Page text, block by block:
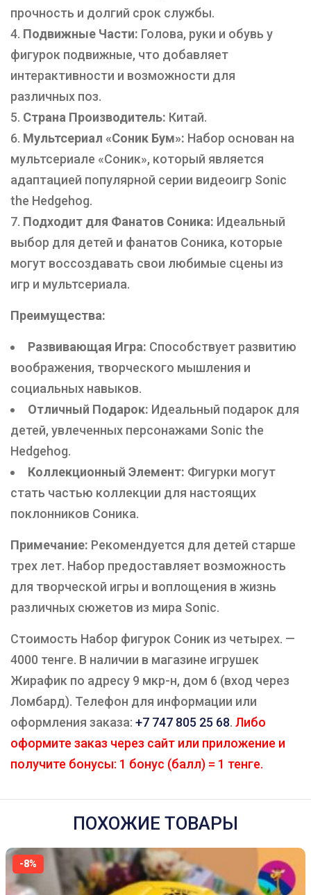
прочность и долгий срок службы.
Подвижные Части: Голова, руки и обувь у
фигурок подвижные, что добавляет
интерактивности и возможности для
различных поз.
Страна Производитель: Китай.
Мультсериал «Соник Бум»: Набор основан на
мультсериале «Соник», который является
адаптацией популярной серии видеоигр Sonic
the Hedgehog.
Подходит для Фанатов Соника: Идеальный
выбор для детей и фанатов Соника, которые
могут воссоздавать свои любимые сцены из
игр и мультсериала.
Преимущества:
Развивающая Игра: Способствует развитию
воображения, творческого мышления и
социальных навыков.
Отличный Подарок: Идеальный подарок для
детей, увлеченных персонажами Sonic the
Hedgehog.
Коллекционный Элемент: Фигурки могут
стать частью коллекции для настоящих
поклонников Соника.
Примечание: Рекомендуется для детей старше
трех лет. Набор предоставляет возможность
для творческой игры и воплощения в жизнь
различных сюжетов из мира Sonic.
Стоимость Набор фигурок Соник из четырех. —
4000 тенге. В наличии в магазине игрушек
Жирафик по адресу 9 мкр-н, дом 6 (вход через
Ломбард). Телефон для информации или
оформления заказа: +7 747 805 25 68. Либо
оформите заказ через сайт или приложение и
получите бонусы: 1 бонус (балл) = 1 тенге.
ПОХОЖИЕ ТОВАРЫ
-8%